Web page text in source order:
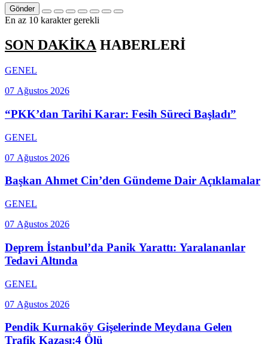
Gönder
En az 10 karakter gerekli
SON DAKİKAHABERLERİ
GENEL
07 Ağustos 2026
“PKK’dan Tarihi Karar: Fesih Süreci Başladı”
GENEL
07 Ağustos 2026
Başkan Ahmet Cin’den Gündeme Dair Açıklamalar
GENEL
07 Ağustos 2026
Deprem İstanbul’da Panik Yarattı: Yaralananlar
Tedavi Altında
GENEL
07 Ağustos 2026
Pendik Kurnaköy Gişelerinde Meydana Gelen
Trafik Kazası:4 Ölü